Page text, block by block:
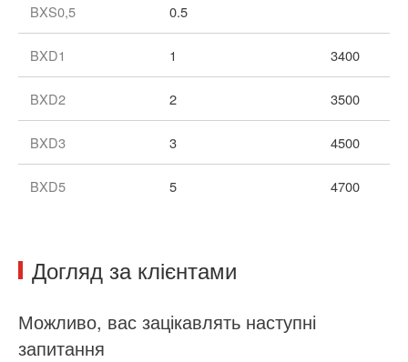
BXS0,5
0.5
BXD1 1 3400
BXD2 2 3500
BXD3 3 4500
BXD5 5 4700
Догляд за клієнтами
Можливо, вас зацікавлять наступні
запитання